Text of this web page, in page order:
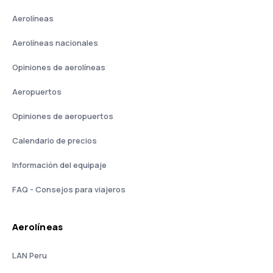
Aerolíneas
Aerolíneas nacionales
Opiniones de aerolíneas
Aeropuertos
Opiniones de aeropuertos
Calendario de precios
Información del equipaje
FAQ - Consejos para viajeros
Aerolíneas
LAN Peru